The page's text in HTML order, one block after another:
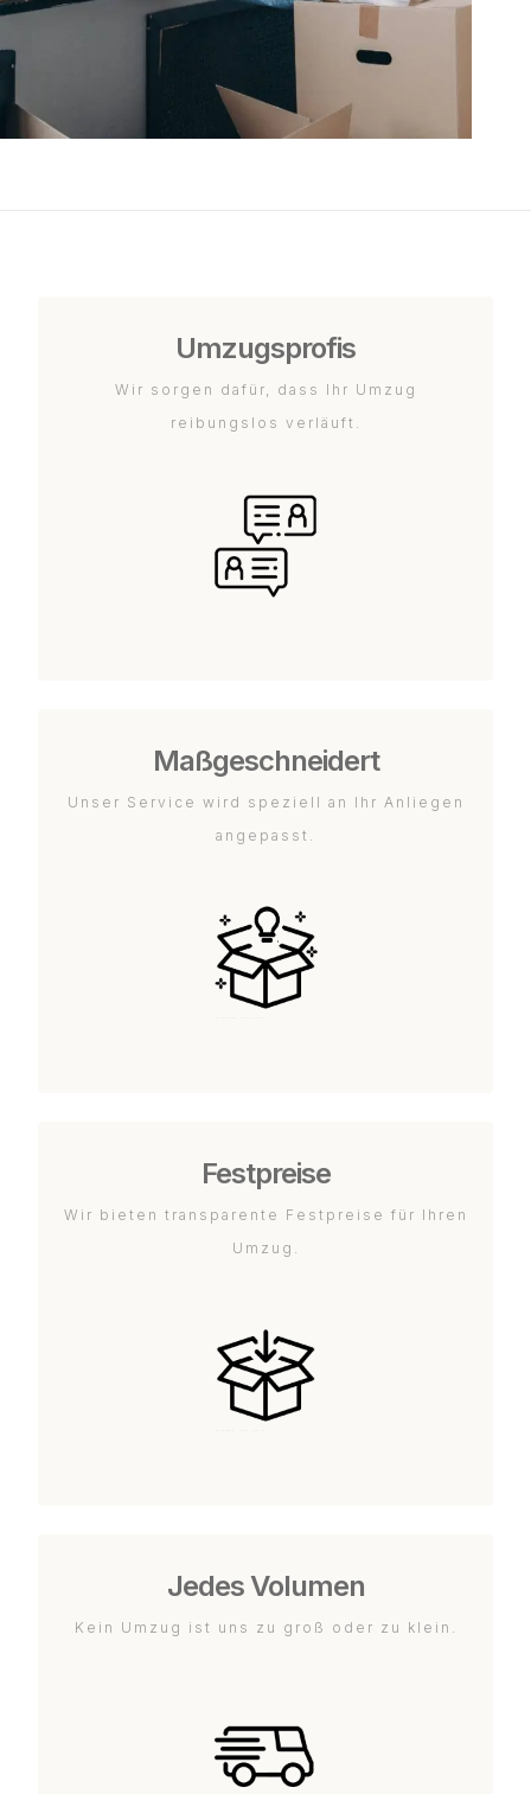
Umzugsprofis
Wir sorgen dafür, dass Ihr Umzug
reibungslos verläuft.
Maßgeschneidert
Unser Service wird speziell an Ihr Anliegen
angepasst.
Festpreise
Wir bieten transparente Festpreise für Ihren
Umzug.
Jedes Volumen
Kein Umzug ist uns zu groß oder zu klein.